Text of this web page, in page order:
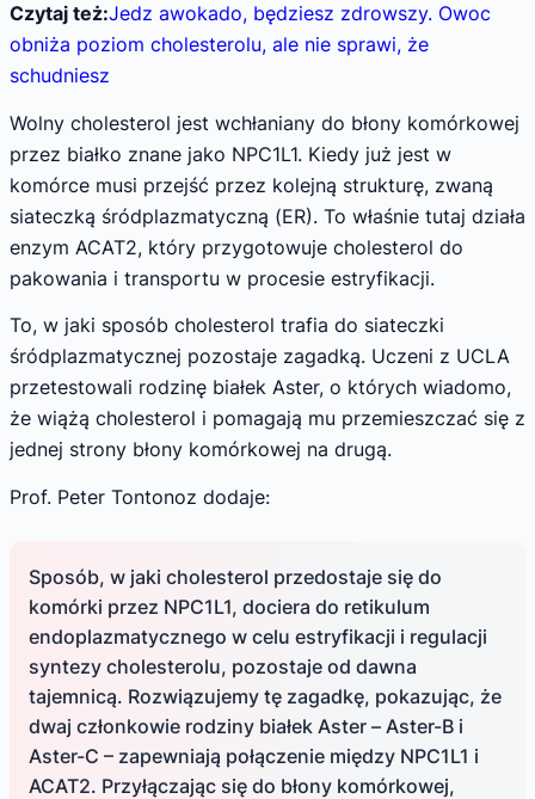
Czytaj też:Jedz awokado, będziesz zdrowszy. Owoc
obniża poziom cholesterolu, ale nie sprawi, że
schudniesz
Wolny cholesterol jest wchłaniany do błony komórkowej
przez białko znane jako NPC1L1. Kiedy już jest w
komórce musi przejść przez kolejną strukturę, zwaną
siateczką śródplazmatyczną (ER). To właśnie tutaj działa
enzym ACAT2, który przygotowuje cholesterol do
pakowania i transportu w procesie estryfikacji.
To, w jaki sposób cholesterol trafia do siateczki
śródplazmatycznej pozostaje zagadką. Uczeni z UCLA
przetestowali rodzinę białek Aster, o których wiadomo,
że wiążą cholesterol i pomagają mu przemieszczać się z
jednej strony błony komórkowej na drugą.
Prof. Peter Tontonoz dodaje:
Sposób, w jaki cholesterol przedostaje się do
komórki przez NPC1L1, dociera do retikulum
endoplazmatycznego w celu estryfikacji i regulacji
syntezy cholesterolu, pozostaje od dawna
tajemnicą. Rozwiązujemy tę zagadkę, pokazując, że
dwaj członkowie rodziny białek Aster – Aster-B i
Aster-C – zapewniają połączenie między NPC1L1 i
ACAT2. Przyłączając się do błony komórkowej,